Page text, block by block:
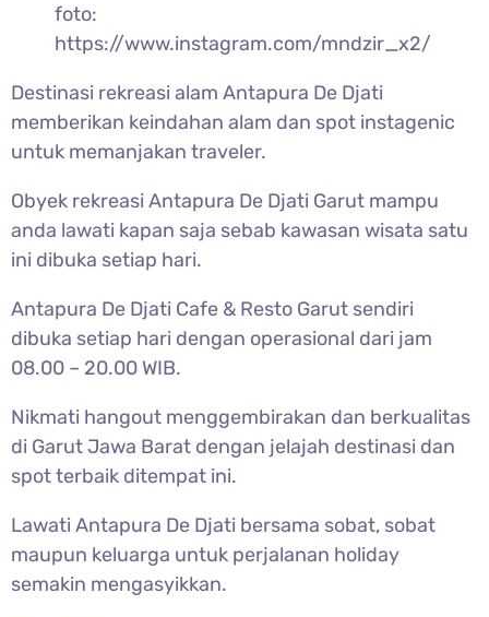
foto:
https://www.instagram.com/mndzir_x2/
Destinasi rekreasi alam Antapura De Djati
memberikan keindahan alam dan spot instagenic
untuk memanjakan traveler.
Obyek rekreasi Antapura De Djati Garut mampu
anda lawati kapan saja sebab kawasan wisata satu
ini dibuka setiap hari.
Antapura De Djati Cafe & Resto Garut sendiri
dibuka setiap hari dengan operasional dari jam
08.00 – 20.00 WIB.
Nikmati hangout menggembirakan dan berkualitas
di Garut Jawa Barat dengan jelajah destinasi dan
spot terbaik ditempat ini.
Lawati Antapura De Djati bersama sobat, sobat
maupun keluarga untuk perjalanan holiday
semakin mengasyikkan.